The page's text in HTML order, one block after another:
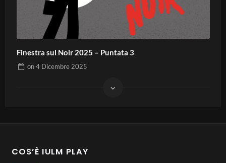
Finestra sul Noir 2025 – Puntata 3
on4 Dicembre 2025
COS’È IULM PLAY